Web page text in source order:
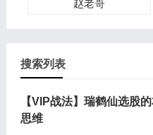
赵老哥
搜索列表
【VIP战法】瑞鹤仙选股
思维